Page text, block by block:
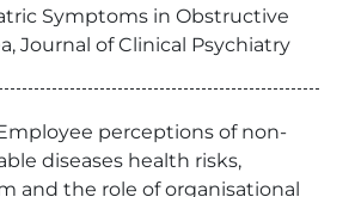
Symptoms in Obstructive
Journal of Clinical Psychiatry
Employee perceptions of non-
diseases health risks,
and the role of organisational